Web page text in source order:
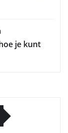
je kunt